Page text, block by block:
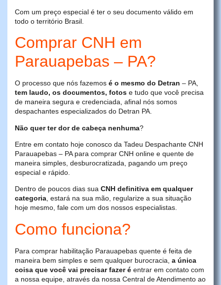
Com um preço especial é ter o seu documento válido em
todo o território Brasil.
Comprar CNH em
Parauapebas – PA?
O processo que nós fazemos é o mesmo do Detran – PA,
tem laudo, os documentos, fotos e tudo que você precisa
de maneira segura e credenciada, afinal nós somos
despachantes especializados do Detran PA.
Não quer ter dor de cabeça nenhuma?
Entre em contato hoje conosco da Tadeu Despachante CNH
Parauapebas – PA para comprar CNH online e quente de
maneira simples, desburocratizada, pagando um preço
especial e rápido.
Dentro de poucos dias sua CNH definitiva em qualquer
categoria, estará na sua mão, regularize a sua situação
hoje mesmo, fale com um dos nossos especialistas.
Como funciona?
Para comprar habilitação Parauapebas quente é feita de
maneira bem simples e sem qualquer burocracia, a única
coisa que você vai precisar fazer é entrar em contato com
a nossa equipe, através da nossa Central de Atendimento ao